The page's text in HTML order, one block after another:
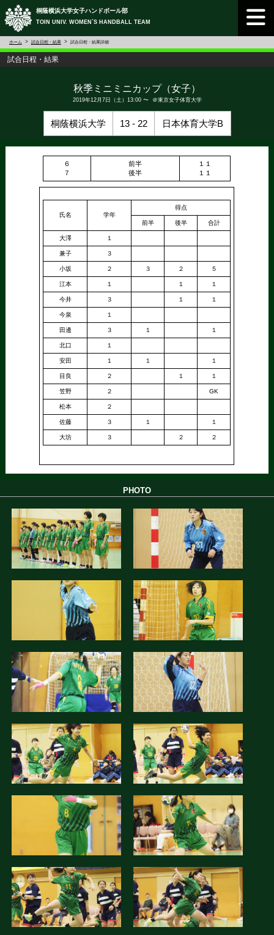
桐蔭横浜大学女子ハンドボール部
TOIN UNIV. WOMEN`S HANDBALL TEAM
ホーム 試合日程・結果 試合日程・結果詳細
試合日程・結果
秋季ミニミニカップ（女子）
2019年12月7日（土）13:00 〜 ＠東京女子体育大学
桐蔭横浜大学 13 - 22 日本体育大学B
６
７
前半
後半
１１
１１
氏名 学年
得点
前半 後半 合計
大澤 １
兼子 ３
小坂 ２ ３ ２ ５
江本 １ １ １
今井 ３ １ １
今泉 １
田邊 ３ １ １
北口 １
安田 １ １ １
目良 ２ １ １
笠野 ２ GK
松本 ２
佐藤 ３ １ １
大坊 ３ ２ ２
PHOTO